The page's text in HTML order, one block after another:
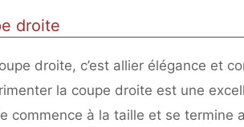
droite
droite, c’est allier élégance et
la coupe droite est une
commence à la taille et se termine